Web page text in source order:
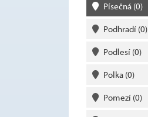
Písečná (0)
Podhradí (0)
Podlesí (0)
Polka (0)
Pomezí (0)